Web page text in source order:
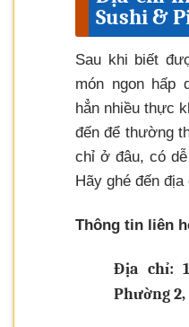
Sushi &
Sau khi biết
món ngon hấp
hẳn nhiều thực
đến để thường
chỉ ở đâu, có
Hãy ghé đến
Thông tin liên
Địa chỉ:
Phường